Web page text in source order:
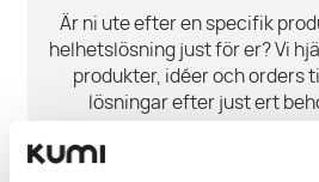
Är ni ute efter en specifik
helhetslösning just för er? Vi
produkter, idéer och orders
lösningar efter just ert
Vi finns här som ett team hela